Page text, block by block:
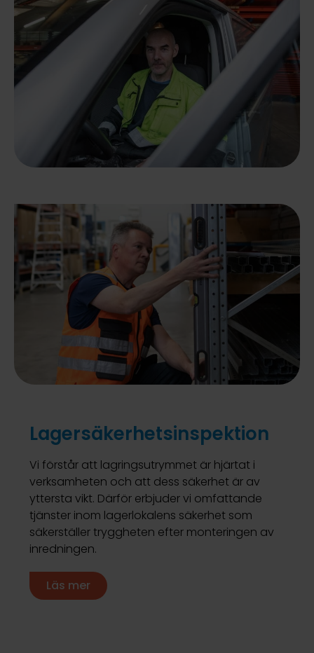
Lagersäkerhetsinspektion
Vi förstår att lagringsutrymmet är hjärtat i
verksamheten och att dess säkerhet är av
yttersta vikt. Därför erbjuder vi omfattande
tjänster inom lagerlokalens säkerhet som
säkerställer tryggheten efter monteringen av
inredningen.
Läs mer